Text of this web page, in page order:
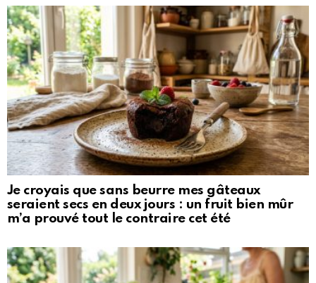
Je croyais que sans beurre mes gâteaux
seraient secs en deux jours : un fruit bien mûr
m’a prouvé tout le contraire cet été